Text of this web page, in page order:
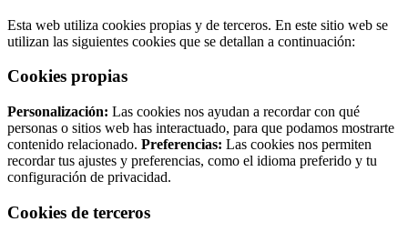
Esta web utiliza cookies propias y de terceros. En este sitio web se
utilizan las siguientes cookies que se detallan a continuación:
Cookies propias
Personalización: Las cookies nos ayudan a recordar con qué
personas o sitios web has interactuado, para que podamos mostrarte
contenido relacionado. Preferencias: Las cookies nos permiten
recordar tus ajustes y preferencias, como el idioma preferido y tu
configuración de privacidad.
Cookies de terceros